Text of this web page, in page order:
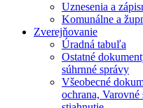
Uznesenia a
Komunálne a
Zverejňovanie
Úradná tabuľa
Ostatné
súhrnné správy
Všeobecné
ochrana,